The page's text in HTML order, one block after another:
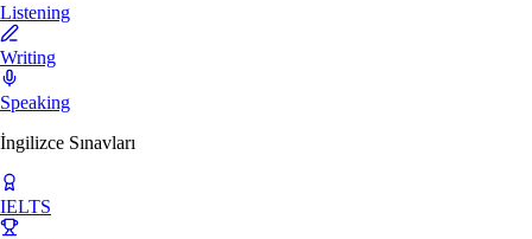
Listening
Writing
Speaking
İngilizce Sınavları
IELTS